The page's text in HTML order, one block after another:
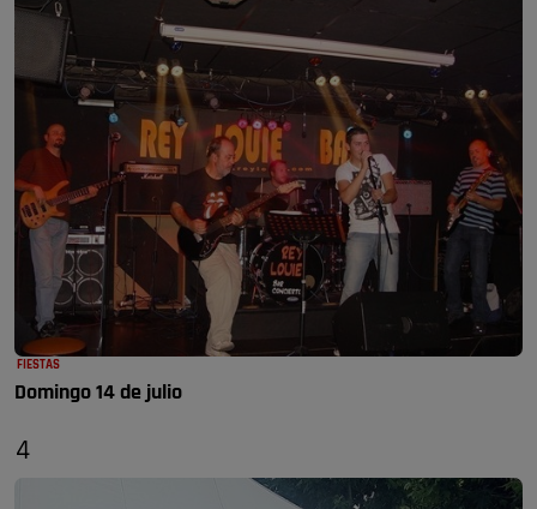
FIESTAS
Domingo 14 de julio
4